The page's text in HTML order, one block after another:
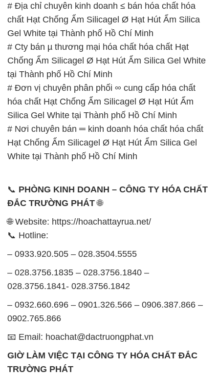
# Địa chỉ chuyên kinh doanh ≤ bán hóa chất hóa
chất Hạt Chống Ẩm Silicagel Ø Hạt Hút Ẩm Silica
Gel White tại Thành phố Hồ Chí Minh
# Cty bán µ thương mại hóa chất hóa chất Hạt
Chống Ẩm Silicagel Ø Hạt Hút Ẩm Silica Gel White
tại Thành phố Hồ Chí Minh
# Đơn vị chuyên phân phối ∞ cung cấp hóa chất
hóa chất Hạt Chống Ẩm Silicagel Ø Hạt Hút Ẩm
Silica Gel White tại Thành phố Hồ Chí Minh
# Nơi chuyên bán ═ kinh doanh hóa chất hóa chất
Hạt Chống Ẩm Silicagel Ø Hạt Hút Ẩm Silica Gel
White tại Thành phố Hồ Chí Minh
📞 PHÒNG KINH DOANH – CÔNG TY HÓA CHẤT
ĐẮC TRƯỜNG PHÁT🌐
🌐 Website: https://hoachattayrua.net/
📞 Hotline:
– 0933.920.505 – 028.3504.5555
– 028.3756.1835 – 028.3756.1840 –
028.3756.1841- 028.3756.1842
– 0932.660.696 – 0901.326.566 – 0906.387.866 –
0902.765.866
📧 Email: hoachat@dactruongphat.vn
GIỜ LÀM VIỆC TẠI CÔNG TY HÓA CHẤT ĐẮC
TRƯỜNG PHÁT